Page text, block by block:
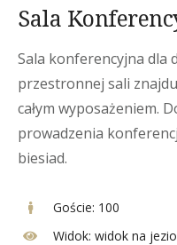
Sala
Sala konferencyjna dla
przestronnej sali
całym wyposażeniem.
prowadzenia
biesiad.
Goście: 100
Widok: widok na